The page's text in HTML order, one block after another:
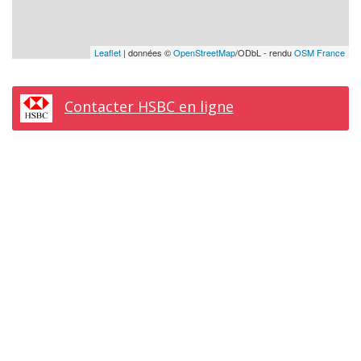
Leaflet | données ©OpenStreetMap/ODbL - renduOSM France
Contacter HSBC en ligne